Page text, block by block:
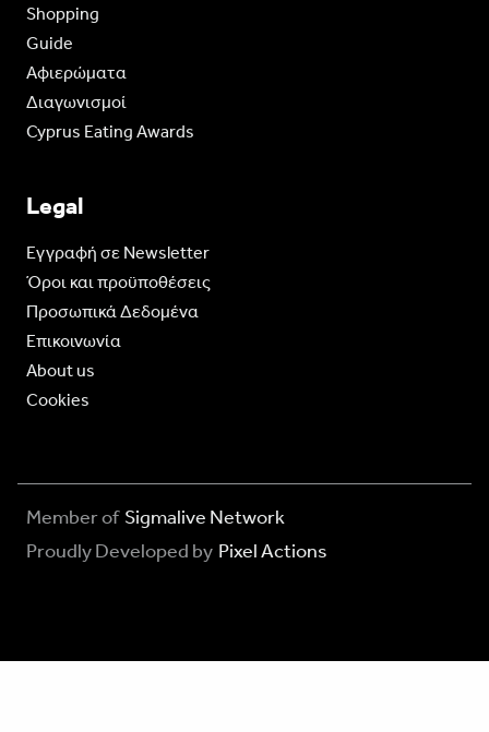
Shopping
Guide
Aφιερώματα
Διαγωνισμοί
Cyprus Eating Awards
Legal
Eγγραφή σε Newsletter
Όροι και προϋποθέσεις
Προσωπικά Δεδομένα
Επικοινωνία
About us
Cookies
Member of Sigmalive Network
Proudly Developed by Pixel Actions